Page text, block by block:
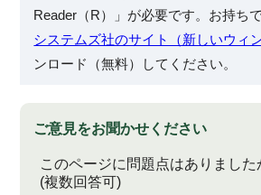
Reader（R）」が必要です。お持ち
システムズ社のサイト（新しいウィ
ンロード（無料）してください。
ご意見をお聞かせください
このページに問題点はありました
(複数回答可)